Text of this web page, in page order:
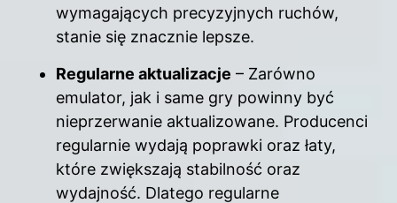
wymagających precyzyjnych ruchów,
stanie się znacznie lepsze.
Regularne aktualizacje – Zarówno
emulator, jak i same gry powinny być
nieprzerwanie aktualizowane. Producenci
regularnie wydają poprawki oraz łaty,
które zwiększają stabilność oraz
wydajność. Dlatego regularne